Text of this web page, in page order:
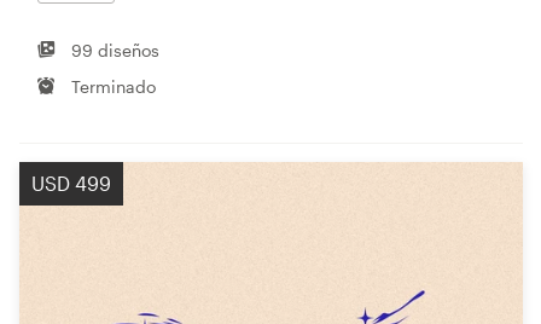
99 diseños
Terminado
USD 499